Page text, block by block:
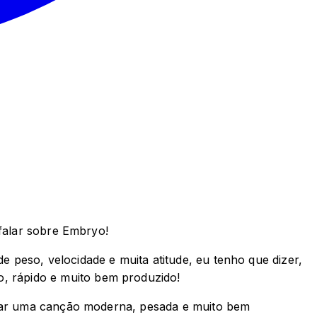
sobre Embryo!
peso, velocidade e muita atitude, eu tenho que dizer,
rápido e muito bem produzido!
uma canção moderna, pesada e muito bem